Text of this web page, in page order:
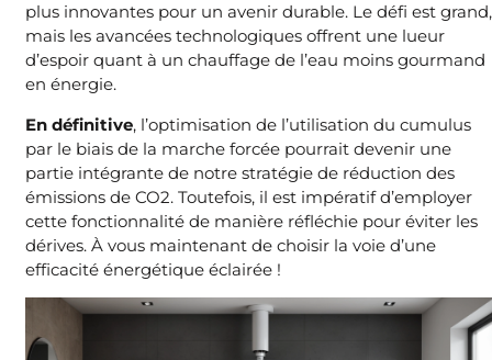
plus innovantes pour un avenir durable. Le défi est grand,
mais les avancées technologiques offrent une lueur
d’espoir quant à un chauffage de l’eau moins gourmand
en énergie.
En définitive, l’optimisation de l’utilisation du cumulus
par le biais de la marche forcée pourrait devenir une
partie intégrante de notre stratégie de réduction des
émissions de CO2. Toutefois, il est impératif d’employer
cette fonctionnalité de manière réfléchie pour éviter les
dérives. À vous maintenant de choisir la voie d’une
efficacité énergétique éclairée !